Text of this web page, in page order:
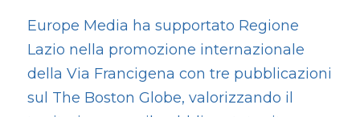
Europe Media ha supportato Regione
Lazio nella promozione internazionale
della Via Francigena con tre pubblicazioni
sul The Boston Globe, valorizzando il